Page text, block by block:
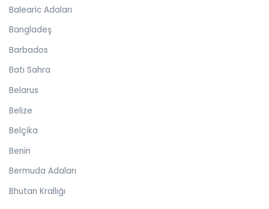
Balearic Adaları
Bangladeş
Barbados
Batı Sahra
Belarus
Belize
Belçika
Benin
Bermuda Adaları
Bhutan Krallığı